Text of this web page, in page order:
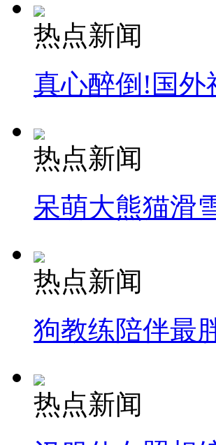
热点新闻
真心醉倒!国外
热点新闻
呆萌大熊猫滑
热点新闻
狗教练陪伴最
热点新闻